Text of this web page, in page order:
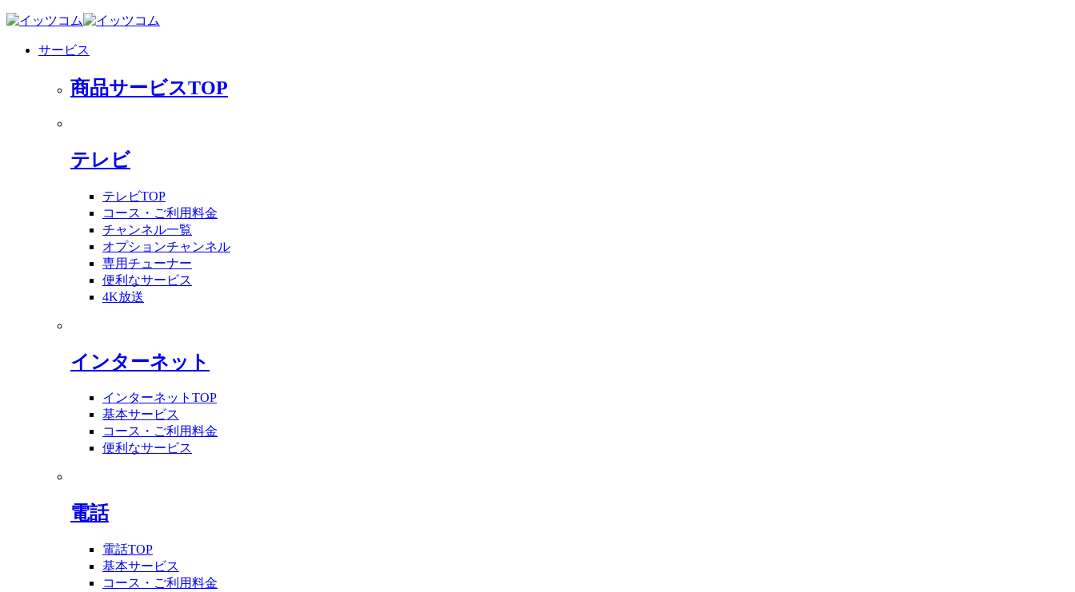
サービス
商品サービスTOP
テレビ
テレビTOP
コース・ご利用料金
チャンネル一覧
オプションチャンネル
専用チューナー
便利なサービス
4K放送
インターネット
インターネットTOP
基本サービス
コース・ご利用料金
便利なサービス
電話
電話TOP
基本サービス
コース・ご利用料金